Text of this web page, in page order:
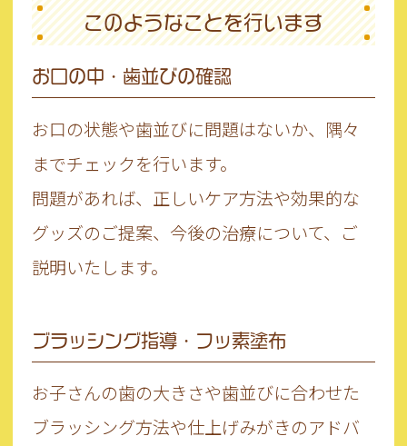
このようなことを行います
お口の中・歯並びの確認
お口の状態や歯並びに問題はないか、隅々
までチェックを行います。
問題があれば、正しいケア方法や効果的な
グッズのご提案、今後の治療について、ご
説明いたします。
ブラッシング指導・フッ素塗布
お子さんの歯の大きさや歯並びに合わせた
ブラッシング方法や仕上げみがきのアドバ